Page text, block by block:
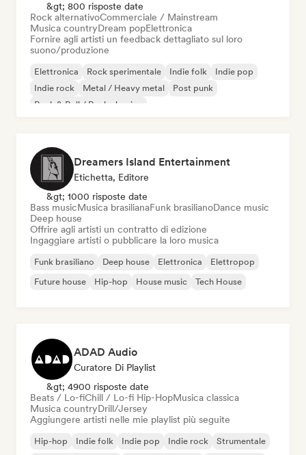
&gt; 800 risposte date
Rock alternativoCommerciale / Mainstream
Musica countryDream popElettronica
Fornire agli artisti un feedback dettagliato sul loro
suono/produzione
Elettronica Rock sperimentale Indie folk
Indie pop
Indie rock
Metal / Heavy metal
Post punk
Rock & Roll / Rock classico
Dreamers Island Entertainment
Etichetta, Editore
&gt; 1000 risposte date
Bass musicMusica brasilianaFunk brasilianoDance music
Deep house
Offrire agli artisti un contratto di edizione
Ingaggiare artisti o pubblicare la loro musica
Funk brasiliano Deep house Elettronica
Elettropop
Future house
Hip-hop House music Tech House
ADAD Audio
Curatore Di Playlist
&gt; 4900 risposte date
Beats / Lo-fiChill / Lo-fi Hip-HopMusica classica
Musica countryDrill/Jersey
Aggiungere artisti nelle mie playlist più seguite
Hip-hop Indie folk Indie pop Indie rock
Strumentale